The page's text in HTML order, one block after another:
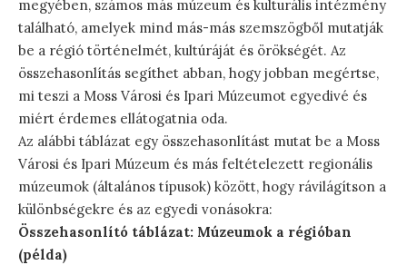
megyében, számos más múzeum és kulturális intézmény
található, amelyek mind más-más szemszögből mutatják
be a régió történelmét, kultúráját és örökségét. Az
összehasonlítás segíthet abban, hogy jobban megértse,
mi teszi a Moss Városi és Ipari Múzeumot egyedivé és
miért érdemes ellátogatnia oda.
Az alábbi táblázat egy összehasonlítást mutat be a Moss
Városi és Ipari Múzeum és más feltételezett regionális
múzeumok (általános típusok) között, hogy rávilágítson a
különbségekre és az egyedi vonásokra:
Összehasonlító táblázat: Múzeumok a régióban
(példa)